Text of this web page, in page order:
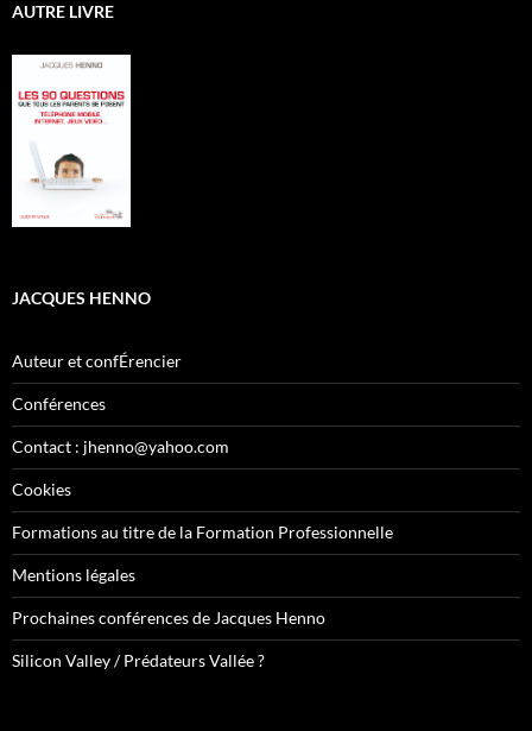
AUTRE LIVRE
JACQUES HENNO
Auteur et confÉrencier
Conférences
Contact : jhenno@yahoo.com
Cookies
Formations au titre de la Formation Professionnelle
Mentions légales
Prochaines conférences de Jacques Henno
Silicon Valley / Prédateurs Vallée ?